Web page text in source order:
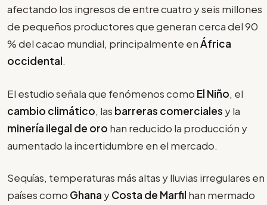
afectando los ingresos de entre cuatro y seis millones
de pequeños productores que generan cerca del 90
% del cacao mundial, principalmente enÁfrica
occidental.
El estudio señala que fenómenos como El Niño, el
cambio climático, las barreras comerciales y la
minería ilegal de oro han reducido la producción y
aumentado la incertidumbre en el mercado.
Sequías, temperaturas más altas y lluvias irregulares en
países como Ghana yCosta de Marfil han mermado